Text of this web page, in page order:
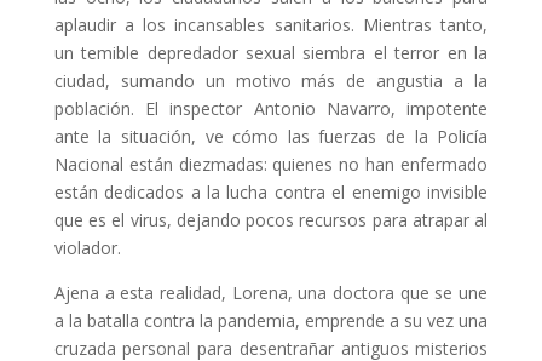
aplaudir a los incansables sanitarios. Mientras tanto,
un temible depredador sexual siembra el terror en la
ciudad, sumando un motivo más de angustia a la
población. El inspector Antonio Navarro, impotente
ante la situación, ve cómo las fuerzas de la Policía
Nacional están diezmadas: quienes no han enfermado
están dedicados a la lucha contra el enemigo invisible
que es el virus, dejando pocos recursos para atrapar al
violador.
Ajena a esta realidad, Lorena, una doctora que se une
a la batalla contra la pandemia, emprende a su vez una
cruzada personal para desentrañar antiguos misterios